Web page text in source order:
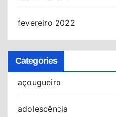
fevereiro 2022
Categories
açougueiro
adolescência